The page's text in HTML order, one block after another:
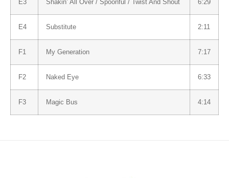
E3 Shakin’ All Over / Spoonful / Twist And Shout 6:29
E4 Substitute 2:11
F1 My Generation 7:17
F2 Naked Eye 6:33
F3 Magic Bus 4:14